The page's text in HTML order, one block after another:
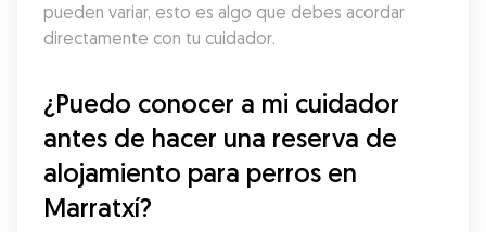
pueden variar, esto es algo que debes acordar
directamente con tu cuidador.
¿Puedo conocer a mi cuidador
antes de hacer una reserva de
alojamiento para perros en
Marratxí?